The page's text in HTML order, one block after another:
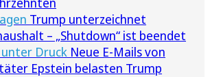
Trump unterzeichnet
– „Shutdown“ ist beendet
Druck Neue E-Mails von
Epstein belasten Trump